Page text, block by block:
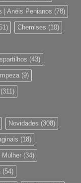
| Anéis Penianos (78)
Chemises (10)
(43)
(9)
(311)
Novidades (308)
(18)
Mulher (34)
(54)